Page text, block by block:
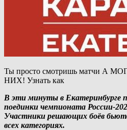
Ты просто смотришь матчи А
НИХ! Узнать как
В эти минуты в Екатеринбурге
поединки чемпионата России-
Участники решающих боёв
всех категориях.